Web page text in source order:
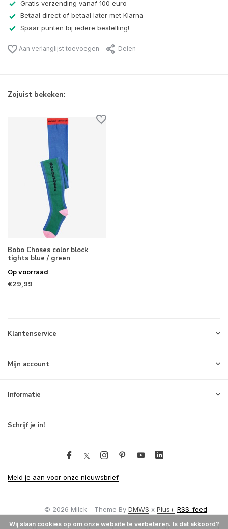
Gratis verzending vanaf 100 euro
Betaal direct of betaal later met Klarna
Spaar punten bij iedere bestelling!
Aan verlanglijst toevoegen Delen
Zojuist bekeken:
Bobo Choses color block
tights blue / green
Op voorraad
€29,99
Klantenservice
Mijn account
Informatie
Schrijf je in!
Meld je aan voor onze nieuwsbrief
© 2026 Milck - Theme By DMWS x Plus+ RSS-feed
Wij slaan cookies op om onze website te verbeteren. Is dat akkoord?